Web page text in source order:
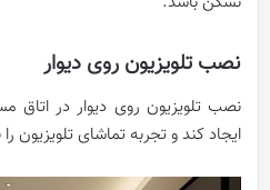
نصب تلویزیون روی دیوار
نصب تلویزیون روی دیوار در اتاق
ایجاد کند و تجربه تماشای تلویزیون